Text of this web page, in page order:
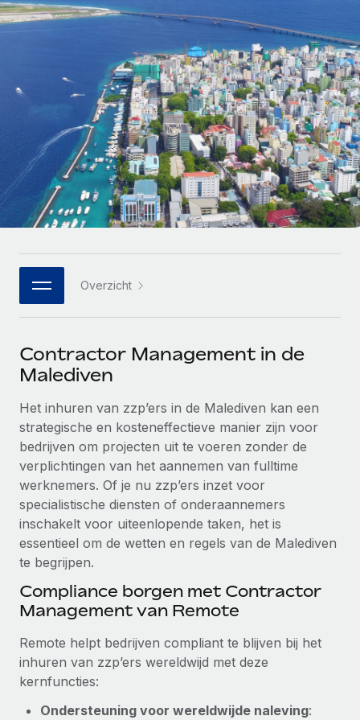
Zzp'ers internationaal onboarden en beheren
Ingewikkelde HR-taken eenvoudig uitbesteden
INFRASTRUCTUUR
Remote Embedded
HR naadloos in workflows integreren
Platform
Ingebouwde essentiële HR-functies voor je team
Integraties
DIENSTEN
Krijg hulp van global HR- en juridische experts
Achtergrondonderzoek
Vereenvoudig het screeningsproces van
kandidaten
Compliance Watchtower
Blijf compliance-risico's voor
Lever en track wereldwijd IT-middelen
Entiteiten oprichten
Stel snel compliant entiteiten op
Mobiliteit en overplaatsing
Plaats werknemers moeiteloos over
Start-ups
Flexibele global HR en payroll solutions voor groeiende
bedrijven
Mid-market
Teams uitbreiden met HR solutions op maat
Enterprise
Global HR voor grote bedrijven
WERK MET ONS SAMEN
Strategische technologiepartners
Een partner worden
Ontdek hoe je met ons kunt samenwerken
Integraties en advies over AI-automatiseringen
CASESTUDY'S
Betalingscalculator voor zzp'ers
Ontdek valuta-opties en betaalsnelheden voor
internationale zzp'ers
LEREN MET REMOTE
Onderzoek en gidsen
Casestudy's
HR-woordenlijst
Checklists en templates
Webinars
Newsroom
Inzichtencentrum
Support
Alle bronnen bekijken
BLOG
Global Payroll
EOR en PEO
Contractor Management
Belastingen
Naar de blog
Deutsch
Español
Italiano
Português (Portugal)
日本語
한국어
Inloggen
Overzicht
Contractor Management in de
Malediven
Het inhuren van zzp’ers in de Malediven kan een
strategische en kosteneffectieve manier zijn voor
bedrijven om projecten uit te voeren zonder de
verplichtingen van het aannemen van fulltime
werknemers. Of je nu zzp’ers inzet voor
specialistische diensten of onderaannemers
inschakelt voor uiteenlopende taken, het is
essentieel om de wetten en regels van de Malediven
te begrijpen.
Compliance borgen met Contractor
Management van Remote
Remote helpt bedrijven compliant te blijven bij het
inhuren van zzp’ers wereldwijd met deze
kernfuncties:
Ondersteuning voor wereldwijde naleving: